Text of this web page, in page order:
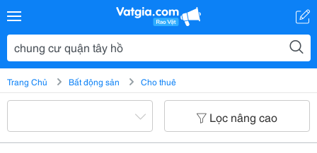
Trang Chủ Bất động sản Cho thuê
Lọc nâng cao